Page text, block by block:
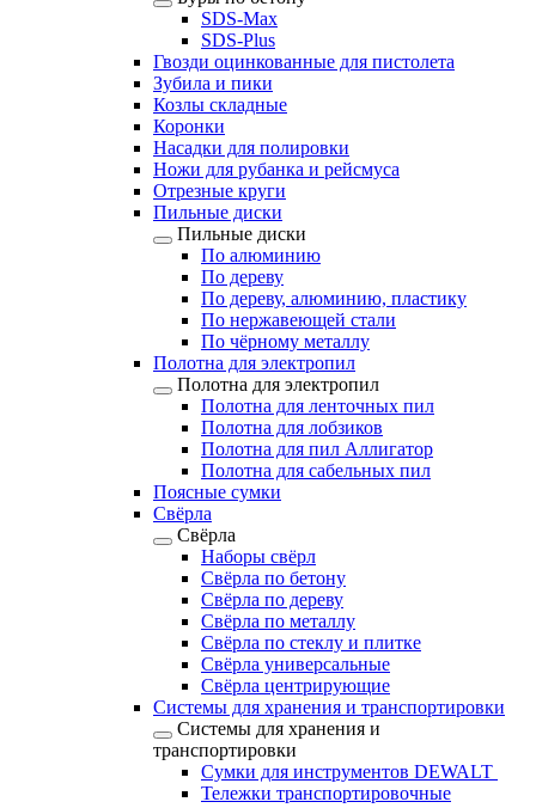
SDS-Max
SDS-Plus
Гвозди оцинкованные для пистолета
Зубила и пики
Козлы складные
Коронки
Насадки для полировки
Ножи для рубанка и рейсмуса
Отрезные круги
Пильные диски
Пильные диски
По алюминию
По дереву
По дереву, алюминию, пластику
По нержавеющей стали
По чёрному металлу
Полотна для электропил
Полотна для электропил
Полотна для ленточных пил
Полотна для лобзиков
Полотна для пил Аллигатор
Полотна для сабельных пил
Поясные сумки
Свёрла
Свёрла
Наборы свёрл
Свёрла по бетону
Свёрла по дереву
Свёрла по металлу
Свёрла по стеклу и плитке
Свёрла универсальные
Свёрла центрирующие
Системы для хранения и транспортировки
Системы для хранения и
транспортировки
Сумки для инструментов DEWALT
Тележки транспортировочные